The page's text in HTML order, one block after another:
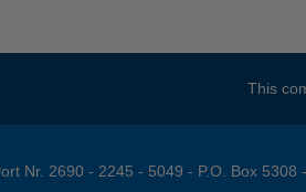
This
Nr. 2690 - 2245 - 5049 - P.O. Box